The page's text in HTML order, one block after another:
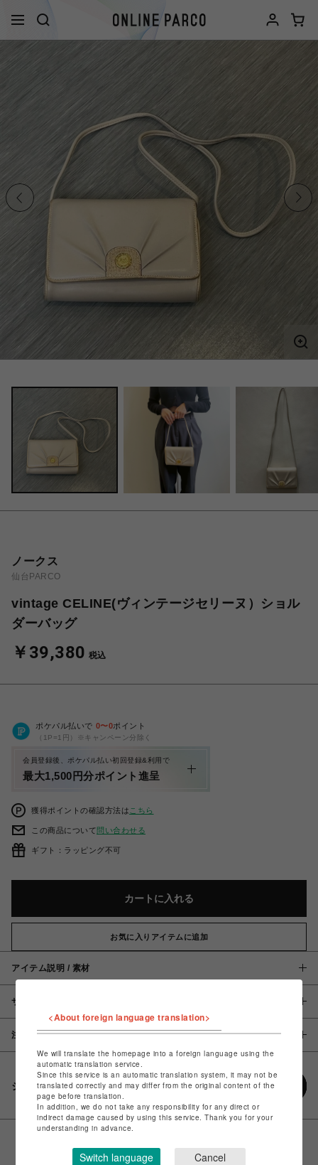
ノークス
仙台PARCO
vintage CELINE(ヴィンテージセリーヌ）ショル
ダーバッグ
￥39,380 税込
ポケパル払いで 0〜0ポイント
（1P=1円）※キャンペーン分除く
会員登録後、ポケパル払い初回登録&利用で
最大1,500円分ポイント進呈
獲得ポイントの確認方法は こちら
この商品について問い合わせる
ギフト：ラッピング不可
カートに入れる
お気に入りアイテムに追加
アイテム説明 / 素材
サイズ
注意事項
シェアする
<About foreign language translation>
We will translate the homepage into a foreign language using the
automatic translation service.
Since this service is an automatic translation system, it may not be
translated correctly and may differ from the original content of the
page before translation.
In addition, we do not take any responsibility for any direct or
indirect damage caused by using this service. Thank you for your
understanding in advance.
Switch language Cancel